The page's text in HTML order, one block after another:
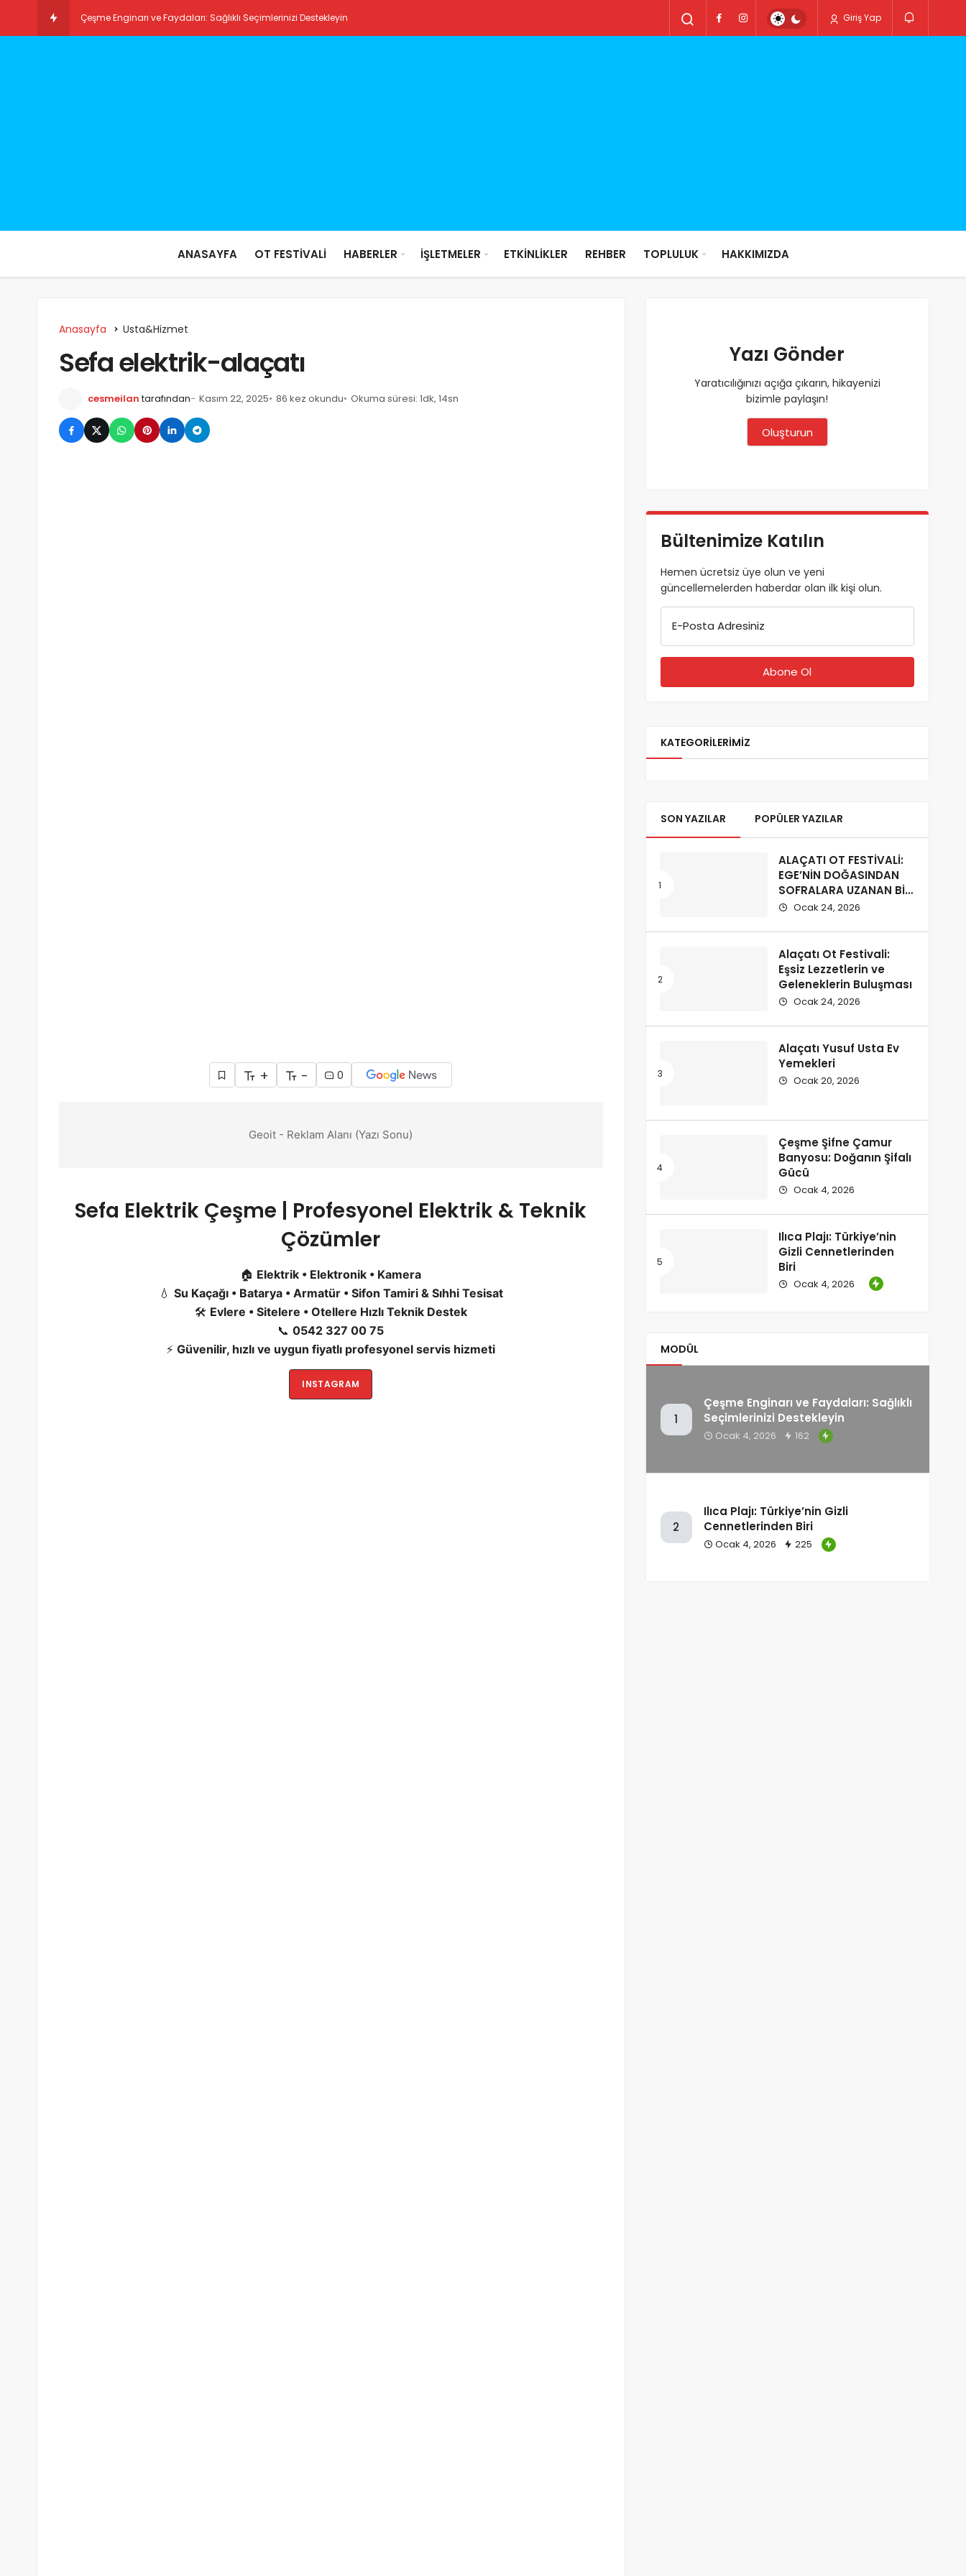
Çeşme Enginarı ve Faydaları: Sağlıklı Seçimlerinizi Destekleyin Giriş Yap
ANASAYFA OT FESTİVALİ HABERLER İŞLETMELER ETKİNLİKLER REHBER TOPLULUK HAKKIMIZDA
Anasayfa Usta&Hizmet
Sefa elektrik-alaçatı
cesmeilan tarafından Kasım 22, 2025 86 kez okundu Okuma süresi: 1dk, 14sn
+ - 0
Geoit - Reklam Alanı (Yazı Sonu)
Sefa Elektrik Çeşme | Profesyonel Elektrik & Teknik
Çözümler
🏠 Elektrik • Elektronik • Kamera
💧 Su Kaçağı • Batarya • Armatür • Sifon Tamiri & Sıhhi Tesisat
🛠️ Evlere • Sitelere • Otellere Hızlı Teknik Destek
📞0542 327 00 75
⚡Güvenilir, hızlı ve uygun fiyatlı profesyonel servis hizmeti
INSTAGRAM
Yazı Gönder
Yaratıcılığınızı açığa çıkarın, hikayenizi
bizimle paylaşın!
Oluşturun
Bültenimize Katılın
Hemen ücretsiz üye olun ve yeni
güncellemelerden haberdar olan ilk kişi olun.
E-Posta Adresiniz
KATEGORILERIMIZ
SON YAZILAR POPÜLER YAZILAR
ALAÇATI OT FESTİVALİ:
EGE’NİN DOĞASINDAN
SOFRALARA UZANAN BİR
KÜLTÜR YOLCULUĞU
Ocak 24, 2026
Alaçatı Ot Festivali:
Eşsiz Lezzetlerin ve
Geleneklerin Buluşması
Ocak 24, 2026
Alaçatı Yusuf Usta Ev
Yemekleri
Ocak 20, 2026
Çeşme Şifne Çamur
Banyosu: Doğanın Şifalı
Gücü
Ocak 4, 2026
Ilıca Plajı: Türkiye’nin
Gizli Cennetlerinden
Biri
Ocak 4, 2026
MODÜL
1
Çeşme Enginarı ve Faydaları: Sağlıklı
Seçimlerinizi Destekleyin
Ocak 4, 2026 162
2
Ilıca Plajı: Türkiye’nin Gizli
Cennetlerinden Biri
Ocak 4, 2026 225